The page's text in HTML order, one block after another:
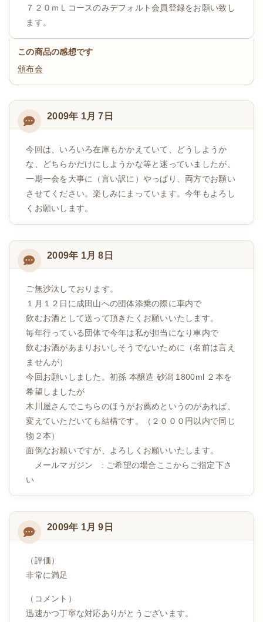
７２０ｍＬコースのみデフォルト会員登録をお願い致し
ます。
この商品の感想です
頒布会
2009年 1月 7日
今回は、いろいろ在庫もかかえていて、どうしようか
な、どちらかだけにしようかな等と迷っていましたが、
一期一会を大事に（言い訳に）やっぱり、両方でお願い
させてください。楽しみにまっています。今年もよろし
くお願いします。
2009年 1月 8日
ご無沙汰しております。
１月１２日に成田山への団体添乗の際に車内で
飲むお酒として送って頂きたくお願いいたします。
毎年行っている団体で今年は私が担当になり車内で
飲むお酒があまりおいしそうでないために（名前は言え
ませんが）
今回お願いしました。初孫 本醸造 砂潟 1800ml ２本を
希望しましたが
木川屋さんでこちらのほうがお薦めというのがあれば、
変えていただいても結構です。（２０００円以内で同じ
物２本）
面倒なお願いですが、よろしくお願いいたします。
メールマガジン : ご希望の場合ここからご指定下さ
い
2009年 1月 9日
（評価）
非常に満足
（コメント）
迅速かつ丁寧な対応ありがとうございます。